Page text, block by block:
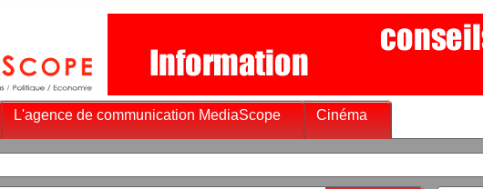
L'agence de communication MediaScope Cinéma